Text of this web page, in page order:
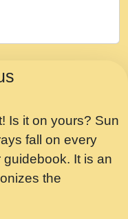
Ho.mp3
हर क मनन न आय
-Swami
Shyam
Is it on yours? Sun
fall on every
guidebook. It is an
the